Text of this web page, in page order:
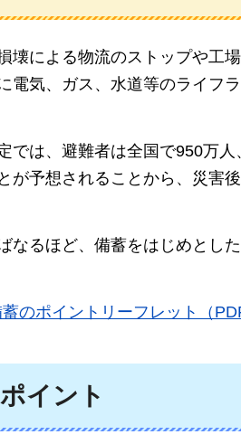
壊による物流のストップや工
電気、ガス、水道等のライフ
では、避難者は全国で950万
が予想されることから、災害
なるほど、備蓄をはじめとし
のポイントリーフレット（
イント